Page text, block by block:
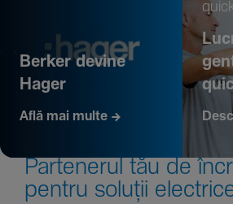
Berker devine
Hager
Află mai multe
Parte­nerul tău de
pentru soluții